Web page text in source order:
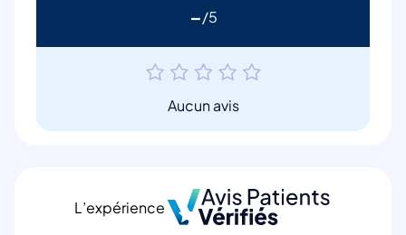
-
Aucun avis
L’expérience